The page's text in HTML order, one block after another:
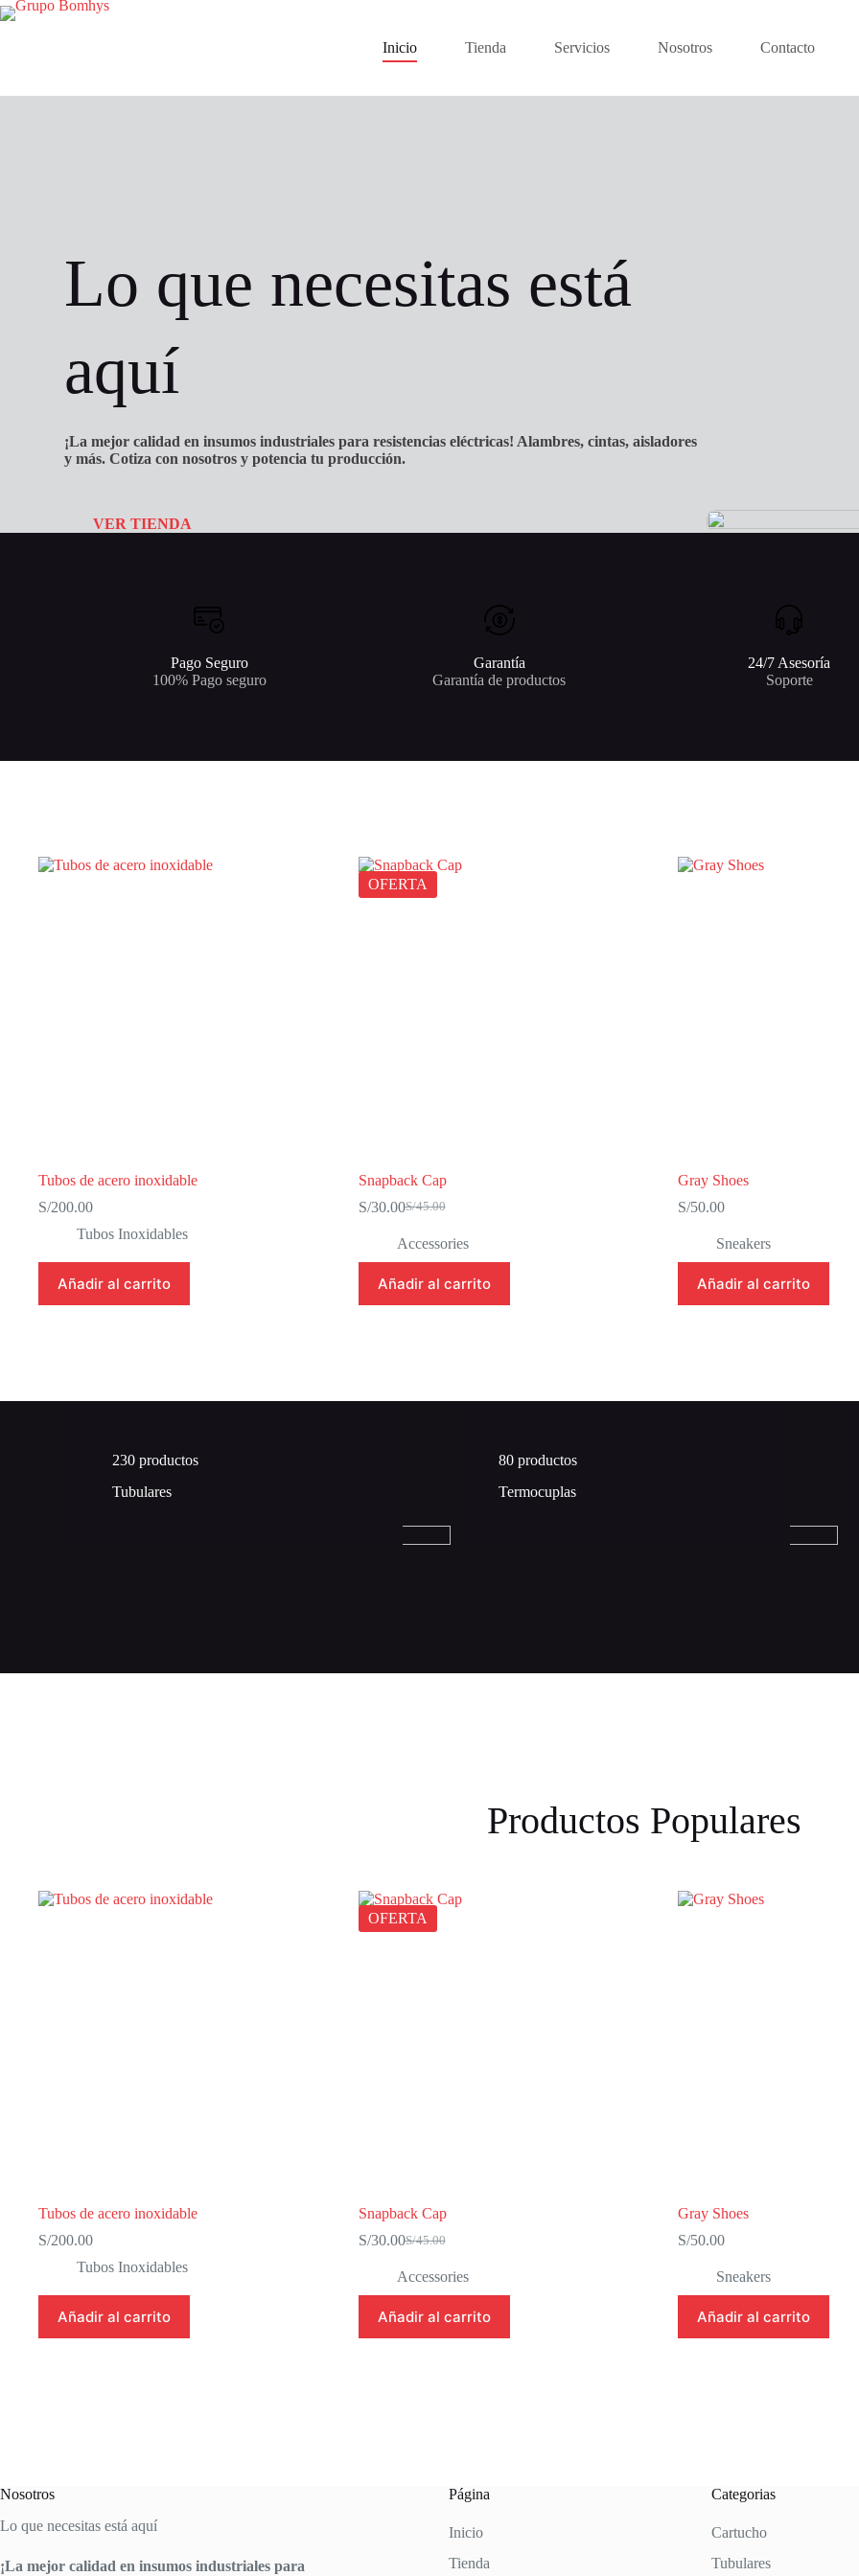
Saltar
al
Inicio Tienda Servicios Nosotros Contacto
Lo que necesitas está
aquí
¡La mejor calidad en insumos industriales para resistencias eléctricas! Alambres, cintas, aisladores
y más. Cotiza con nosotros y potencia tu producción.
VER TIENDA
Pago Seguro
100% Pago seguro
Garantía
Garantía de productos
24/7 Asesoría
Soporte
Tubos de acero inoxidable
S/200.00
Tubos Inoxidables
Añadir al carrito
OFERTA
Snapback Cap
S/45.00
El
original
era:
S/45.00.
S/30.00El
actual
es:
S/30.00.
Accessories
Añadir al carrito
Gray Shoes
S/50.00
Sneakers
Añadir al carrito
230 productos
Tubulares
80 productos
Termocuplas
Productos Populares
Tubos de acero inoxidable
S/200.00
Tubos Inoxidables
Añadir al carrito
OFERTA
Snapback Cap
S/45.00
El
original
era:
S/45.00.
S/30.00El
actual
es:
S/30.00.
Accessories
Añadir al carrito
Gray Shoes
S/50.00
Sneakers
Añadir al carrito
Nosotros
Lo que necesitas está aquí
¡La mejor calidad en insumos industriales para
Página
Inicio
Tienda
Categorias
Cartucho
Tubulares